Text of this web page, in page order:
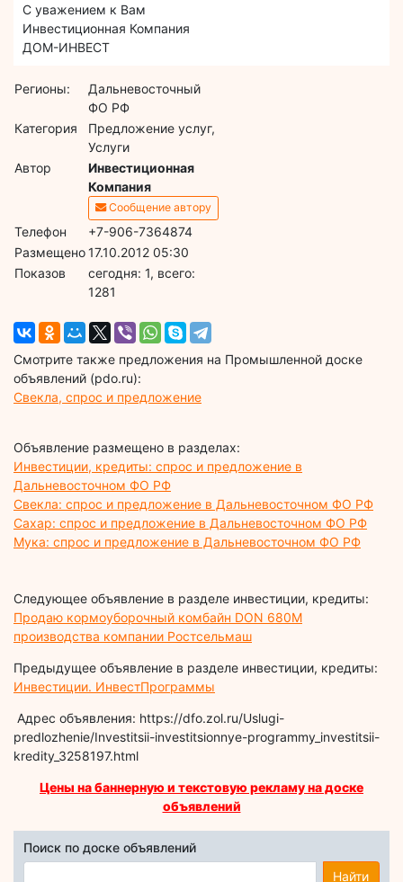
С уважением к Вам
Инвестиционная Компания
ДОМ-ИНВЕСТ
Регионы:
Дальневосточный
ФО РФ
Категория
Предложение услуг,
Услуги
Автор
Инвестиционная
Компания
Сообщение автору
Телефон
+7-906-7364874
Размещено17.10.2012 05:30
Показов
cегодня: 1, всего:
1281
Смотрите также предложения на Промышленной доске
объявлений (pdo.ru):
Свекла, спрос и предложение
Объявление размещено в разделах:
Инвестиции, кредиты: спрос и предложение в
Дальневосточном ФО РФ
Свекла: спрос и предложение в Дальневосточном ФО РФ
Сахар: спрос и предложение в Дальневосточном ФО РФ
Мука: спрос и предложение в Дальневосточном ФО РФ
Следующее объявление в разделе инвестиции, кредиты:
Продаю кормоуборочный комбайн DON 680М
производства компании Ростсельмаш
Предыдущее объявление в разделе инвестиции, кредиты:
Инвестиции. ИнвестПрограммы
Адрес объявления: https://dfo.zol.ru/Uslugi-
predlozhenie/Investitsii-investitsionnye-programmy_investitsii-
kredity_3258197.html
Цены на баннерную и текстовую рекламу на доске
объявлений
Поиск по доске объявлений
Найти